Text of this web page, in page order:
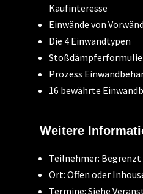
Kaufinteresse
Einwände von
Die 4 Einwandtypen
Prozess
16 bewährte
Weitere
Teilnehmer: Begrenzt
Ort: Offen oder
Termine: Siehe